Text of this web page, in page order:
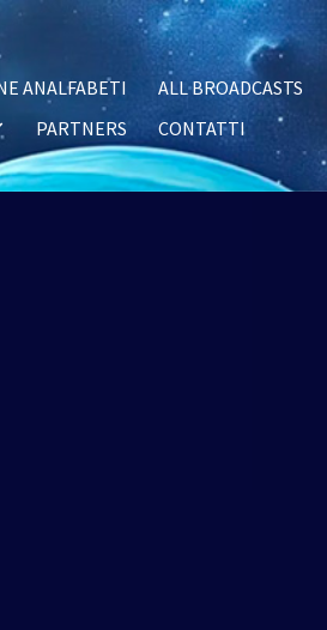
ANALFABETI ALL BROADCASTS
PARTNERS CONTATTI